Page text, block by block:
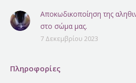
Αποκωδικοποίηση της
στο σώμα μας.
7 Δεκεμβρίου 2023
Πληροφορίες